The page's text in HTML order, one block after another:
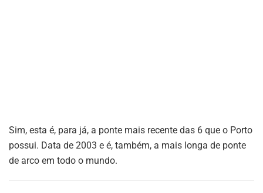
Sim, esta é, para já, a ponte mais recente das 6 que o Porto
possui. Data de 2003 e é, também, a mais longa de ponte
de arco em todo o mundo.